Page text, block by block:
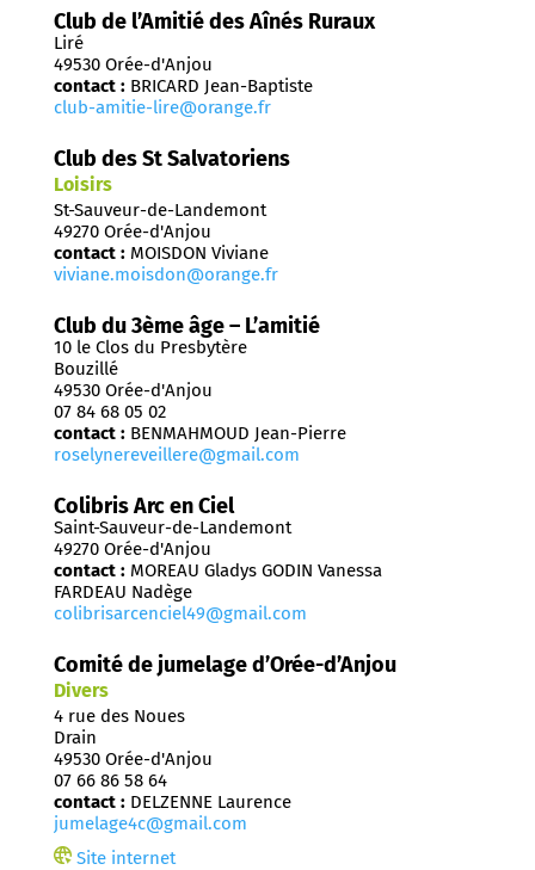
Club de l’Amitié des Aînés Ruraux
Liré
49530 Orée-d'Anjou
contact : BRICARD Jean-Baptiste
club-amitie-lire@orange.fr
Club des St Salvatoriens
Loisirs
St-Sauveur-de-Landemont
49270 Orée-d'Anjou
contact : MOISDON Viviane
viviane.moisdon@orange.fr
Club du 3ème âge – L’amitié
10 le Clos du Presbytère
Bouzillé
49530 Orée-d'Anjou
07 84 68 05 02
contact : BENMAHMOUD Jean-Pierre
roselynereveillere@gmail.com
Colibris Arc en Ciel
Saint-Sauveur-de-Landemont
49270 Orée-d'Anjou
contact : MOREAU Gladys GODIN Vanessa
FARDEAU Nadège
colibrisarcenciel49@gmail.com
Comité de jumelage d’Orée-d’Anjou
Divers
4 rue des Noues
Drain
49530 Orée-d'Anjou
07 66 86 58 64
contact : DELZENNE Laurence
jumelage4c@gmail.com
Site internet